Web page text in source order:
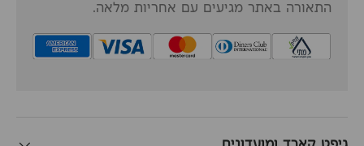
התאורה באתר מגיעים עם אחריות מלאה.